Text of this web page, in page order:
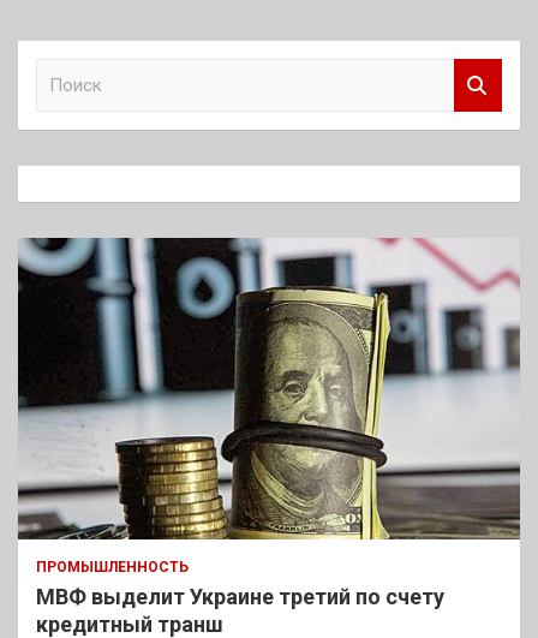
к
ПРОМЫШЛЕННОСТЬ
МВФ выделит Украине третий по счету
кредитный транш